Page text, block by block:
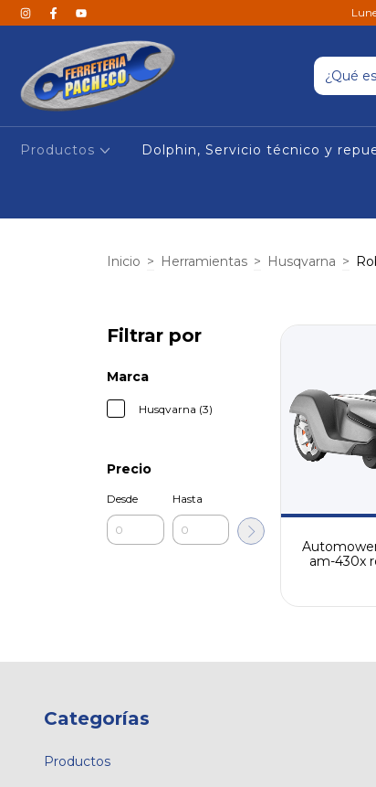
Productos Dolphin, Servicio técnico y
Inicio > Herramientas > Husqvarna >
Filtrar por
Marca
Husqvarna (3)
Precio
Desde Hasta
am-430x
Categorías
Productos